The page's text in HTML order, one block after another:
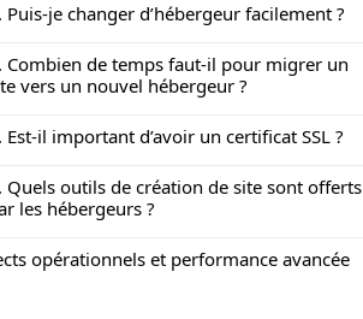
Puis-je changer d’hébergeur facilement ?
Combien de temps faut-il pour migrer un
vers un nouvel hébergeur ?
Est-il important d’avoir un certificat SSL ?
Quels outils de création de site sont offerts
les hébergeurs ?
opérationnels et performance avancée